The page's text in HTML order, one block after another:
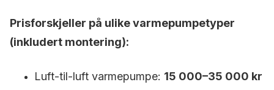
Prisforskjeller på ulike varmepumpetyper
(inkludert montering):
Luft-til-luft varmepumpe: 15 000–35 000 kr